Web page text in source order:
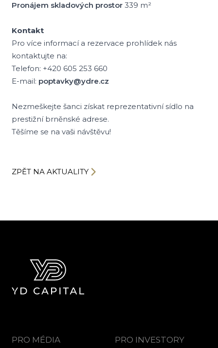
Pronájem skladových prostor 339 m²
Kontakt
Pro více informací a rezervace prohlídek nás
kontaktujte na:
Telefon: +420 605 253 660
E-mail: poptavky@ydre.cz
Nezmeškejte šanci získat reprezentativní sídlo na
prestižní brněnské adrese.
Těšíme se na vaši návštěvu!
ZPĚT NA AKTUALITY
PRO MÉDIA PRO INVESTORY